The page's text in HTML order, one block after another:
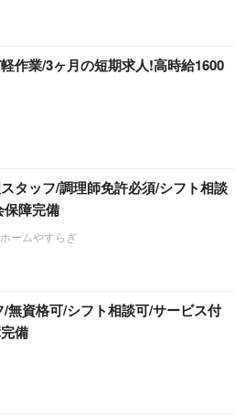
作業/3ヶ月の短期求人!高時給1600
スタッフ/調理師免許必須/シフト相談
保障完備
ームやすらぎ
/無資格可/シフト相談可/サービス付
備